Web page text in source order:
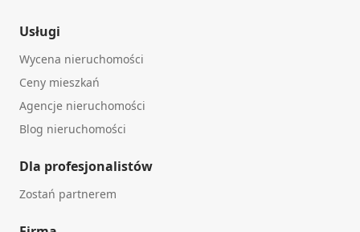
Usługi
Wycena nieruchomości
Ceny mieszkań
Agencje nieruchomości
Blog nieruchomości
Dla profesjonalistów
Zostań partnerem